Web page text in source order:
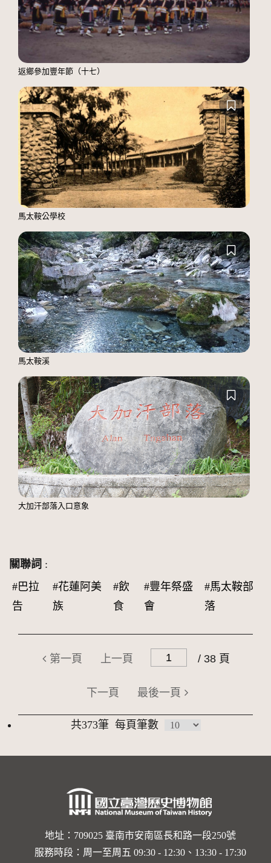
返鄉參加豐年節（十七）
馬太鞍公學校
馬太鞍溪
大加汗部落入口意象
關聯詞 :
#巴拉
告
#花蓮阿美
族
#飲
食
#豐年祭盛
會
#馬太鞍部
落
第一頁 上一頁 / 38 頁
下一頁 最後一頁
共373筆 每頁筆數
地址：709025 臺南市安南區長和路一段250號
服務時段：周一至周五 09:30 - 12:30、13:30 - 17:30